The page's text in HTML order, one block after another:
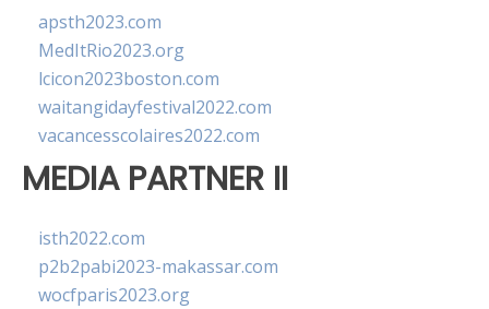
apsth2023.com
MedItRio2023.org
lcicon2023boston.com
waitangidayfestival2022.com
vacancesscolaires2022.com
MEDIA PARTNER II
isth2022.com
p2b2pabi2023-makassar.com
wocfparis2023.org